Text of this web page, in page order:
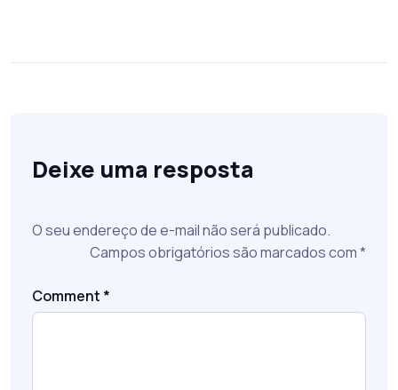
Deixe uma resposta
O seu endereço de e-mail não será publicado.
Campos obrigatórios são marcados com*
Comment *